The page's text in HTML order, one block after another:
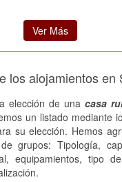
Ver Más
los alojamientos en
elección de una casa
un listado mediante
su elección. Hemos
grupos: Tipología,
equipamientos, tipo